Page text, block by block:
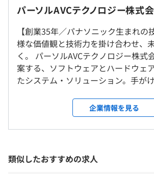
■社員が主体の委員会活動／グループ
■合格祝金制度あり（会社指定の資格
会社全体でエンジニアの「学びたい」
ップを目指すには最適な環境があります
■ 高槻
大阪府高槻市幸町1-1 （パナソニック
イス株式会社構内 B1棟）
■ 北門真
大阪府門真市松葉町２－１５ パナ
大阪府守口市八雲東町1丁目10番12
ければと思います。
【年間休日126日以上】
■完全週休2日制（土・日）
■祝日
■年末年始休暇
■慶弔休暇
パーソルAVCテクノロジー株式
【創業35年／パナソニック生まれ
様な価値観と技術力を掛け合わせ、
く。 パーソルAVCテクノロジー株式
案する、ソフトウェアとハードウェ
たシステム・ソリューション。手が
ム・社会インフラ開発などへと、さ
積極的に進出しています。 このような進化の過程に
おいて必要となるのは、多様な価値
ていくことができるエンジニアです。
活躍するプロフェッショナルととも
企業情報を見る
類似したおすすめの求人